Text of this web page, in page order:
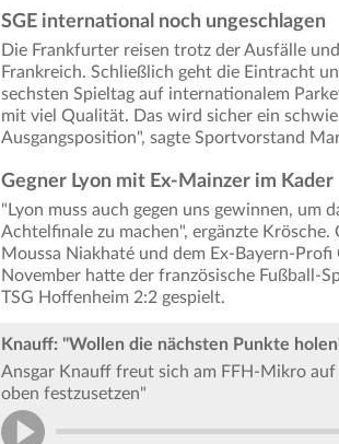
SGE international noch ungeschlagen
Die Frankfurter reisen trotz der Ausfälle
Frankreich. Schließlich geht die Eintracht
sechsten Spieltag auf internationalem
mit viel Qualität. Das wird sicher ein
Ausgangsposition", sagte Sportvorstand
Gegner Lyon mit Ex-Mainzer im Kader
"Lyon muss auch gegen uns gewinnen, um
Achtelfinale zu machen", ergänzte
Moussa Niakhaté und dem Ex-Bayern-
November hatte der französische Fußball-
TSG Hoffenheim 2:2 gespielt.
Knauff: "Wollen die nächsten Punkte
Ansgar Knauff freut sich am FFH-Mikro
oben festzusetzen"